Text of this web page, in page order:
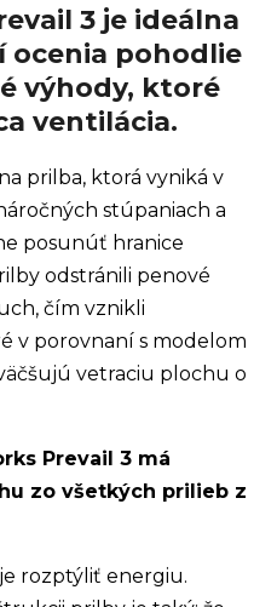
3 je ideálna
ocenia pohodlie
výhody, ktoré
ventilácia.
prilba, ktorá vyniká v
stúpaniach a
posunúť hranice
odstránili penové
čím vznikli
v porovnaní s modelom
vetraciu plochu o
Prevail 3 má
zo všetkých prilieb z
rozptýliť energiu.